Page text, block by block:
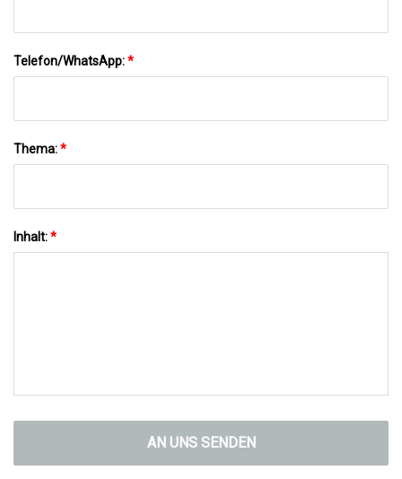
Telefon/WhatsApp:*
Thema:*
Inhalt:*
AN UNS SENDEN